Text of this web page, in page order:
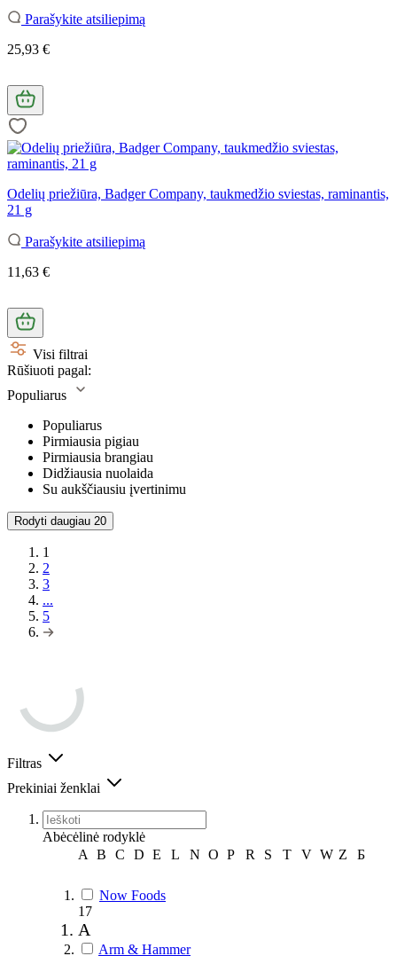
Parašykite atsiliepimą
25,93 €
Odelių priežiūra, Badger Company, taukmedžio sviestas, raminantis,
21 g
Parašykite atsiliepimą
11,63 €
Visi filtrai
Rūšiuoti pagal:
Populiarus
Populiarus
Pirmiausia pigiau
Pirmiausia brangiau
Didžiausia nuolaida
Su aukščiausiu įvertinimu
Rodyti daugiau 20
1
2
3
...
5
Filtras
Prekiniai ženklai
Abėcėlinė rodyklė
A
B C D E L N O P R S T V W Z Б
Now Foods
17
A
Arm & Hammer